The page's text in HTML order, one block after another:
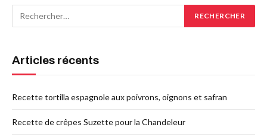
Articles récents
Recette tortilla espagnole aux poivrons, oignons et safran
Recette de crêpes Suzette pour la Chandeleur